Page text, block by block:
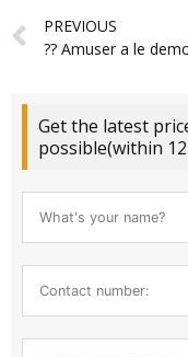
Prev
PREVIOUS
Get the latest
possible(within